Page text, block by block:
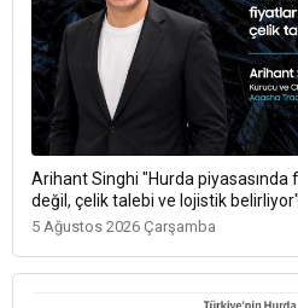
Arihant Singhi "Hurda piyasasında
değil, çelik talebi ve lojistik belirliyor"
5 Ağustos 2026 Çarşamba